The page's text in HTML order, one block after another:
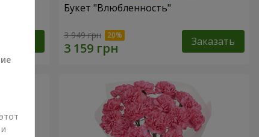
Букет "Влюбленность"
3 949 грн Заказать